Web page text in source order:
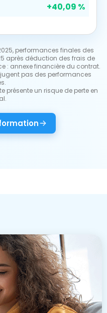
+40,09 %
performances finales des
après déduction des frais de
: annexe financière du contrat.
pas des performances
présente un risque de perte en